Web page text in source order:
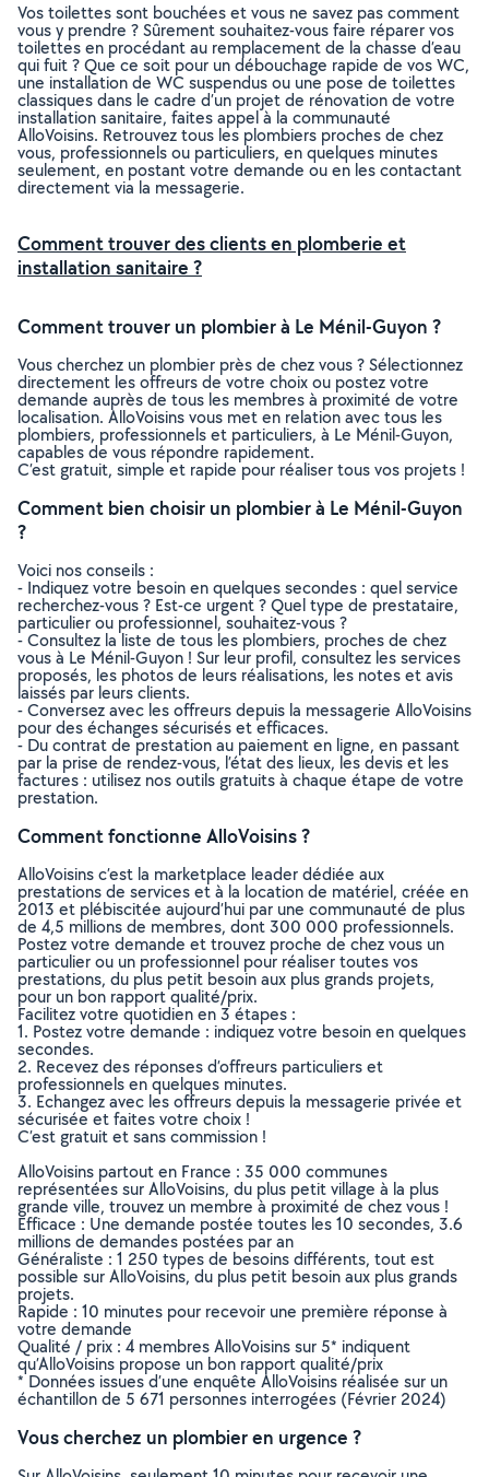
Vos toilettes sont bouchées et vous ne savez pas comment
vous y prendre ? Sûrement souhaitez-vous faire réparer vos
toilettes en procédant au remplacement de la chasse d’eau
qui fuit ? Que ce soit pour un débouchage rapide de vos WC,
une installation de WC suspendus ou une pose de toilettes
classiques dans le cadre d’un projet de rénovation de votre
installation sanitaire, faites appel à la communauté
AlloVoisins. Retrouvez tous les plombiers proches de chez
vous, professionnels ou particuliers, en quelques minutes
seulement, en postant votre demande ou en les contactant
directement via la messagerie.
Comment trouver des clients en plomberie et
installation sanitaire ?
Comment trouver un plombier à Le Ménil-Guyon ?
Vous cherchez un plombier près de chez vous ? Sélectionnez
directement les offreurs de votre choix ou postez votre
demande auprès de tous les membres à proximité de votre
localisation. AlloVoisins vous met en relation avec tous les
plombiers, professionnels et particuliers, à Le Ménil-Guyon,
capables de vous répondre rapidement.
C’est gratuit, simple et rapide pour réaliser tous vos projets !
Comment bien choisir un plombier à Le Ménil-Guyon
?
Voici nos conseils :
- Indiquez votre besoin en quelques secondes : quel service
recherchez-vous ? Est-ce urgent ? Quel type de prestataire,
particulier ou professionnel, souhaitez-vous ?
- Consultez la liste de tous les plombiers, proches de chez
vous à Le Ménil-Guyon ! Sur leur profil, consultez les services
proposés, les photos de leurs réalisations, les notes et avis
laissés par leurs clients.
- Conversez avec les offreurs depuis la messagerie AlloVoisins
pour des échanges sécurisés et efficaces.
- Du contrat de prestation au paiement en ligne, en passant
par la prise de rendez-vous, l’état des lieux, les devis et les
factures : utilisez nos outils gratuits à chaque étape de votre
prestation.
Comment fonctionne AlloVoisins ?
AlloVoisins c’est la marketplace leader dédiée aux
prestations de services et à la location de matériel, créée en
2013 et plébiscitée aujourd’hui par une communauté de plus
de 4,5 millions de membres, dont 300 000 professionnels.
Postez votre demande et trouvez proche de chez vous un
particulier ou un professionnel pour réaliser toutes vos
prestations, du plus petit besoin aux plus grands projets,
pour un bon rapport qualité/prix.
Facilitez votre quotidien en 3 étapes :
1. Postez votre demande : indiquez votre besoin en quelques
secondes.
2. Recevez des réponses d’offreurs particuliers et
professionnels en quelques minutes.
3. Echangez avec les offreurs depuis la messagerie privée et
sécurisée et faites votre choix !
C’est gratuit et sans commission !
AlloVoisins partout en France : 35 000 communes
représentées sur AlloVoisins, du plus petit village à la plus
grande ville, trouvez un membre à proximité de chez vous !
Efficace : Une demande postée toutes les 10 secondes, 3.6
millions de demandes postées par an
Généraliste : 1 250 types de besoins différents, tout est
possible sur AlloVoisins, du plus petit besoin aux plus grands
projets.
Rapide : 10 minutes pour recevoir une première réponse à
votre demande
Qualité / prix : 4 membres AlloVoisins sur 5* indiquent
qu’AlloVoisins propose un bon rapport qualité/prix
* Données issues d’une enquête AlloVoisins réalisée sur un
échantillon de 5 671 personnes interrogées (Février 2024)
Vous cherchez un plombier en urgence ?